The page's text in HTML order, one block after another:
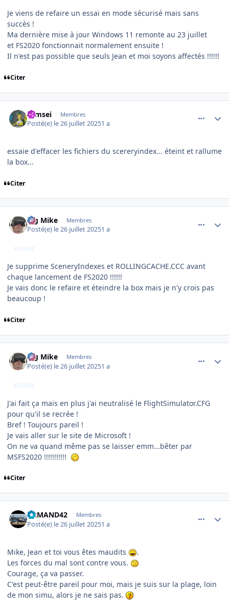
Je viens de refaire un essai en mode sécurisé mais sans
succès !
Ma dernière mise à jour Windows 11 remonte au 23 juillet
et FS2020 fonctionnait normalement ensuite !
Il n'est pas possible que seuls Jean et moi soyons affectés !!!!!!
Citer
symsei Membres
Posté(e) le 26 juillet 20251 a
essaie d'effacer les fichiers du scereryindex... éteint et rallume
la box...
Citer
Big Mike Membres
Posté(e) le 26 juillet 20251 a
AUTEUR
Je supprime SceneryIndexes et ROLLINGCACHE.CCC avant
chaque lancement de FS2020 !!!!!!
Je vais donc le refaire et éteindre la box mais je n'y crois pas
beaucoup !
Citer
Big Mike Membres
Posté(e) le 26 juillet 20251 a
AUTEUR
J'ai fait ça mais en plus j'ai neutralisé le FlightSimulator.CFG
pour qu'il se recrée !
Bref ! Toujours pareil !
Je vais aller sur le site de Microsoft !
On ne va quand même pas se laisser emm...bêter par
MSFS2020 !!!!!!!!!!!
Citer
ARMAND42 Membres
Posté(e) le 26 juillet 20251 a
Mike, Jean et toi vous êtes maudits
.
Les forces du mal sont contre vous.
Courage, ça va passer.
C'est peut-être pareil pour moi, mais je suis sur la plage, loin
de mon simu, alors je ne sais pas.